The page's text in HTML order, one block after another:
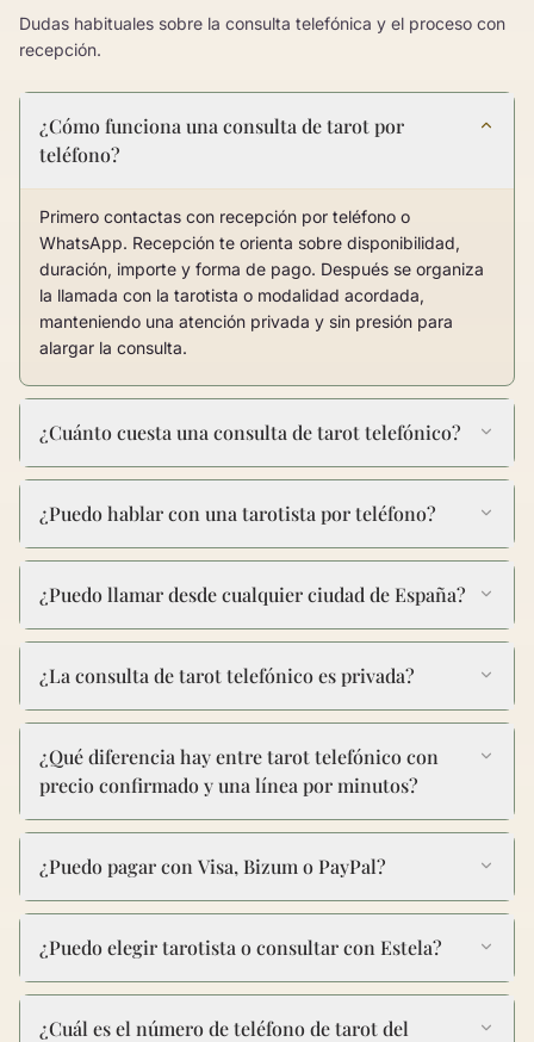
Dudas habituales sobre la consulta telefónica y el proceso con
recepción.
¿Cómo funciona una consulta de tarot por
teléfono?
Primero contactas con recepción por teléfono o
WhatsApp. Recepción te orienta sobre disponibilidad,
duración, importe y forma de pago. Después se organiza
la llamada con la tarotista o modalidad acordada,
manteniendo una atención privada y sin presión para
alargar la consulta.
¿Cuánto cuesta una consulta de tarot telefónico?
¿Puedo hablar con una tarotista por teléfono?
¿Puedo llamar desde cualquier ciudad de España?
¿La consulta de tarot telefónico es privada?
¿Qué diferencia hay entre tarot telefónico con
precio confirmado y una línea por minutos?
¿Puedo pagar con Visa, Bizum o PayPal?
¿Puedo elegir tarotista o consultar con Estela?
¿Cuál es el número de teléfono de tarot del